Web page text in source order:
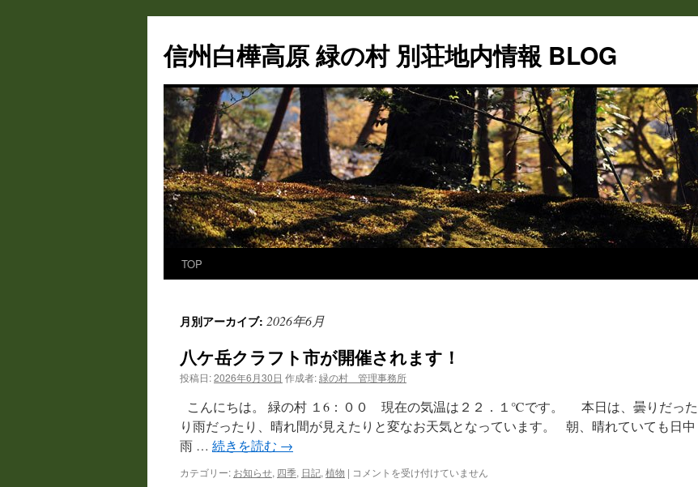
信州白樺高原 緑の村 別荘地内情報 BLOG
テ
ツ
キ
TOP
月別アーカイブ: 2026年6月
八ケ岳クラフト市が開催されます！
投稿日:2026年6月30日 作成者:緑の村 管理事務所
こんにちは。 緑の村 １6：００ 現在の気温は２２．１℃です。 本日は、曇りだった
り雨だったり、晴れ間が見えたりと変なお天気となっています。 朝、晴れていても日中
雨 … 続きを読む →
カテゴリー: お知らせ, 四季, 日記, 植物 | 八
コメントを受け付けていません